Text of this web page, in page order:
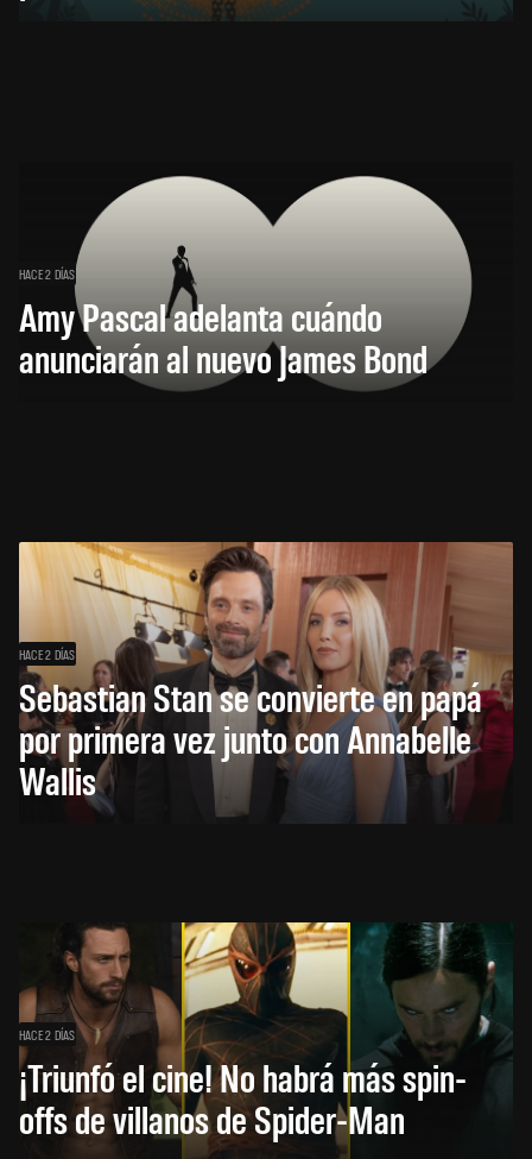
HACE 2 DÍAS
Amy Pascal adelanta cuándo
anunciarán al nuevo James Bond
HACE 2 DÍAS
Sebastian Stan se convierte en papá
por primera vez junto con Annabelle
Wallis
HACE 2 DÍAS
¡Triunfó el cine! No habrá más spin-
offs de villanos de Spider-Man